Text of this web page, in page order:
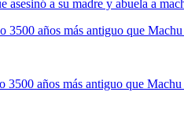
3500 años más antiguo que